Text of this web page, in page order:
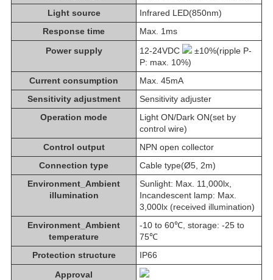
Light source
Infrared LED(850nm)
Response time
Max. 1ms
Power supply
12-24VDC
±10%(ripple P-
P: max. 10%)
Current consumption
Max. 45mA
Sensitivity adjustment
Sensitivity adjuster
Operation mode
Light ON/Dark ON(set by
control wire)
Control output
NPN open collector
Connection type
Cable type(Ø5, 2m)
Environment_Ambient
illumination
Sunlight: Max. 11,000lx,
Incandescent lamp: Max.
3,000lx (received illumination)
Environment_Ambient
temperature
-10 to 60℃, storage: -25 to
75℃
Protection structure
IP66
Approval